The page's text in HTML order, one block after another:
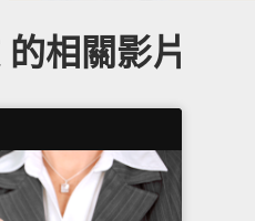
相關影片